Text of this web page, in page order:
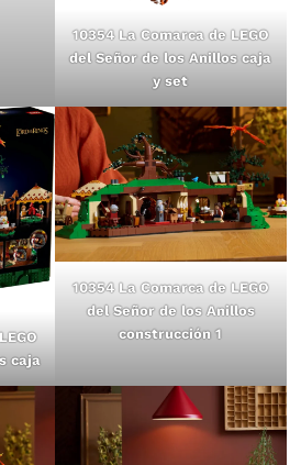
10354 La Comarca de LEGO
del Señor de los Anillos caja
y set
caja
10354 La Comarca de LEGO
del Señor de los Anillos
construcción 1